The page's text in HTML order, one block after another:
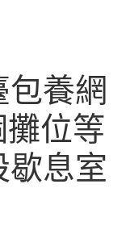
養網
位等
息室